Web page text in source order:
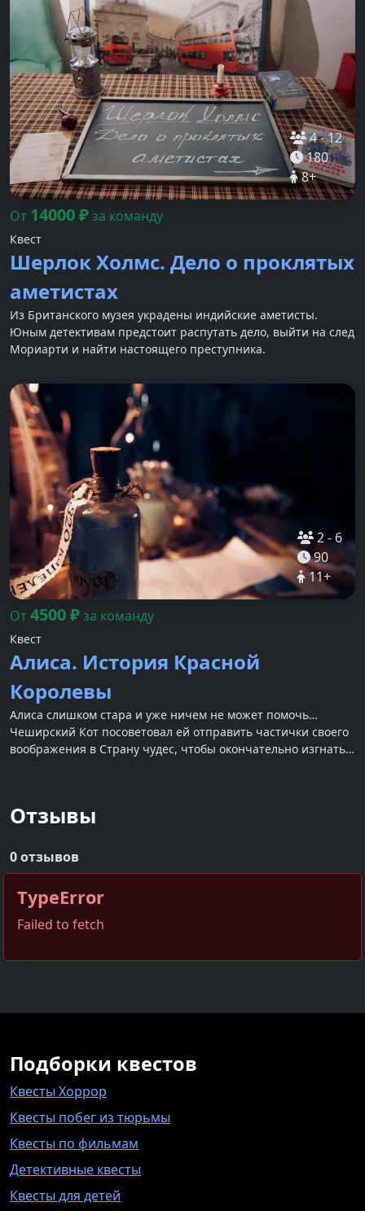
4-12
180
8+
От 14000₽за команду
Квест
Шерлок Холмс. Дело о проклятых
аметистах
Из Британского музея украдены индийские аметисты.
Юным детективам предстоит распутать дело, выйти на след
Мориарти и найти настоящего преступника.
2-6
90
11+
От4500₽за команду
Квест
Алиса. История Красной
Королевы
Алиса слишком стара и уже ничем не может помочь…
Чеширский Кот посоветовал ей отправить частички своего
воображения в Страну чудес, чтобы окончательно изгнать
Отзывы
0 отзывов
TypeError
Failed to fetch
Подборки квестов
Квесты Хоррор
Квесты побег из тюрьмы
Квесты по фильмам
Детективные квесты
Квесты для детей